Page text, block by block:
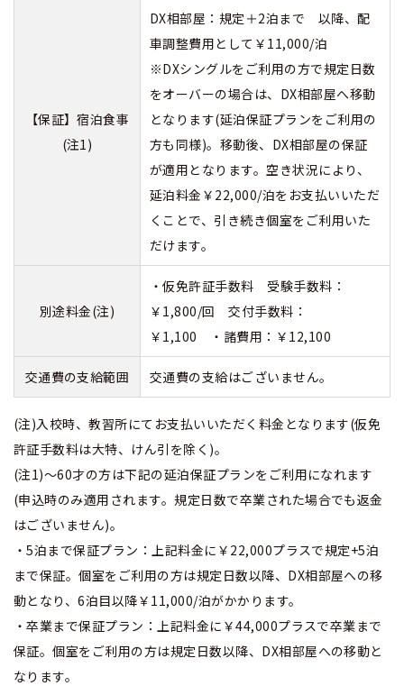
【保証】宿泊食事
(注1)
DX相部屋：規定＋2泊まで 以降、配
車調整費用として￥11,000/泊
※DXシングルをご利用の方で規定日数
をオーバーの場合は、DX相部屋へ移動
となります(延泊保証プランをご利用の
方も同様)。移動後、DX相部屋の保証
が適用となります。空き状況により、
延泊料金￥22,000/泊をお支払いいただ
くことで、引き続き個室をご利用いた
だけます。
別途料金(注)
・仮免許証手数料 受験手数料：
￥1,800/回 交付手数料：
￥1,100 ・諸費用：￥12,100
交通費の支給範囲 交通費の支給はございません。
(注)入校時、教習所にてお支払いいただく料金となります(仮免
許証手数料は大特、けん引を除く)。
(注1)～60才の方は下記の延泊保証プランをご利用になれます
(申込時のみ適用されます。規定日数で卒業された場合でも返金
はございません)。
・5泊まで保証プラン：上記料金に￥22,000プラスで規定+5泊
まで保証。個室をご利用の方は規定日数以降、DX相部屋への移
動となり、6泊目以降￥11,000/泊がかかります。
・卒業まで保証プラン：上記料金に￥44,000プラスで卒業まで
保証。個室をご利用の方は規定日数以降、DX相部屋への移動と
なります。